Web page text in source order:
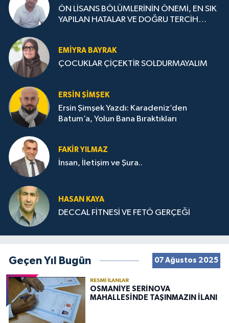
ÖN LİSANS BÖLÜMLERİNİN ÖNEMİ, EN SIK
YAPILAN HATALAR VE DOĞRU TERCİH
EMIYRA BAYRAK
ÇOCUKLAR ÇİÇEKTİR SOLDURMAYALIM
ERSIN ŞIMŞEK
Ersin Şimşek Yazdı: Karadeniz’den
Batum’a, Yolun Bana Bıraktıkları
FAKIR YILMAZ
İnsan, İletişim ve Şura..
HASAN KAYA
DECCAL FİTNESİ VE FETÖ GERÇEĞİ
Geçen Yıl Bugün 07 Ağustos 2025
RESMI İLANLAR
OSMANİYE SERİNOVA
MAHALLESİNDE TAŞINMAZIN İLANI